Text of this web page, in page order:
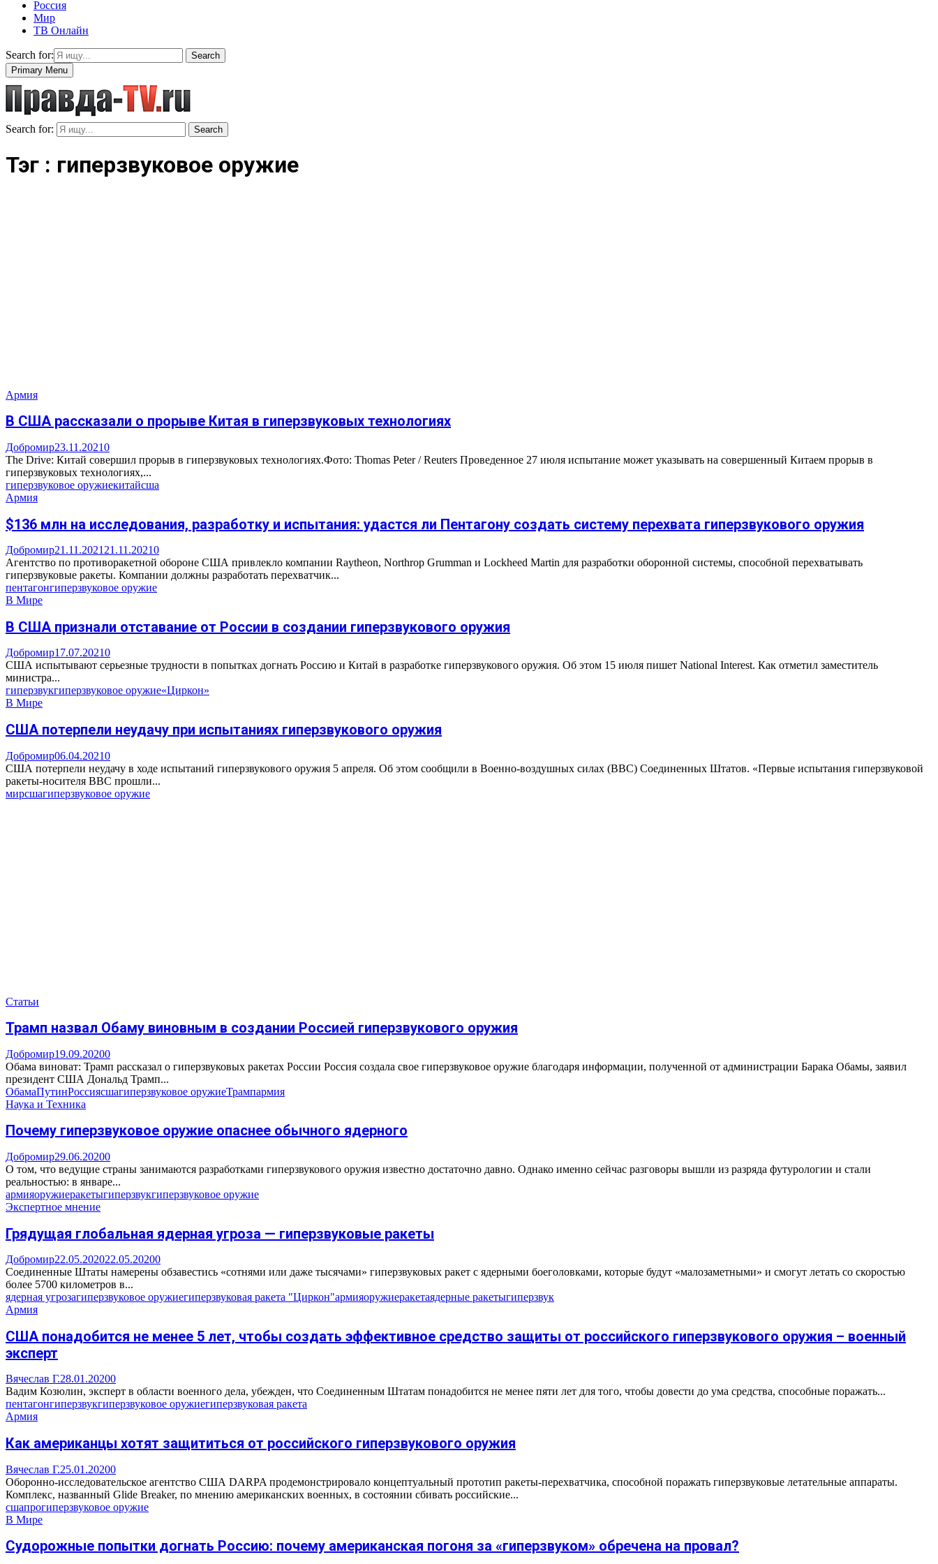
Россия
Мир
ТВ Онлайн
Search for:
Search
Primary Menu
Search for: Search
Тэг : гиперзвуковое оружие
Армия
В США рассказали о прорыве Китая в гиперзвуковых технологиях
Добромир23.11.20210
The Drive: Китай совершил прорыв в гиперзвуковых технологиях.Фото: Thomas Peter / Reuters Проведенное 27 июля испытание может указывать на совершенный Китаем прорыв в
гиперзвуковых технологиях,...
гиперзвуковое оружиекитайсша
Армия
$136 млн на исследования, разработку и испытания: удастся ли Пентагону создать систему перехвата гиперзвукового оружия
Добромир21.11.2021 21.11.20210
Агентство по противоракетной обороне США привлекло компании Raytheon, Northrop Grumman и Lockheed Martin для разработки оборонной системы, способной перехватывать
гиперзвуковые ракеты. Компании должны разработать перехватчик...
пентагонгиперзвуковое оружие
В Мире
В США признали отставание от России в создании гиперзвукового оружия
Добромир17.07.20210
США испытывают серьезные трудности в попытках догнать Россию и Китай в разработке гиперзвукового оружия. Об этом 15 июля пишет National Interest. Как отметил заместитель
министра...
гиперзвукгиперзвуковое оружие«Циркон»
В Мире
США потерпели неудачу при испытаниях гиперзвукового оружия
Добромир06.04.20210
США потерпели неудачу в ходе испытаний гиперзвукового оружия 5 апреля. Об этом сообщили в Военно-воздушных силах (ВВС) Соединенных Штатов. «Первые испытания гиперзвуковой
ракеты-носителя ВВС прошли...
мирсшагиперзвуковое оружие
Статьи
Трамп назвал Обаму виновным в создании Россией гиперзвукового оружия
Добромир19.09.20200
Обама виноват: Трамп рассказал о гиперзвуковых ракетах России Россия создала свое гиперзвуковое оружие благодаря информации, полученной от администрации Барака Обамы, заявил
президент США Дональд Трамп...
ОбамаПутинРоссиясшагиперзвуковое оружиеТрампармия
Наука и Техника
Почему гиперзвуковое оружие опаснее обычного ядерного
Добромир29.06.20200
О том, что ведущие страны занимаются разработками гиперзвукового оружия известно достаточно давно. Однако именно сейчас разговоры вышли из разряда футурологии и стали
реальностью: в январе...
армияоружиеракетыгиперзвукгиперзвуковое оружие
Экспертное мнение
Грядущая глобальная ядерная угроза — гиперзвуковые ракеты
Добромир22.05.202022.05.20200
Соединенные Штаты намерены обзавестись «сотнями или даже тысячами» гиперзвуковых ракет с ядерными боеголовками, которые будут «малозаметными» и смогут летать со скоростью
более 5700 километров в...
ядерная угрозагиперзвуковое оружиегиперзвуковая ракета "Циркон"армияоружиеракетаядерные ракетыгиперзвук
Армия
США понадобится не менее 5 лет, чтобы создать эффективное средство защиты от российского гиперзвукового оружия – военный
эксперт
Вячеслав Г.28.01.20200
Вадим Козюлин, эксперт в области военного дела, убежден, что Соединенным Штатам понадобится не менее пяти лет для того, чтобы довести до ума средства, способные поражать...
пентагонгиперзвукгиперзвуковое оружиегиперзвуковая ракета
Армия
Как американцы хотят защититься от российского гиперзвукового оружия
Вячеслав Г.25.01.20200
Оборонно-исследовательское агентство США DARPA продемонстрировало концептуальный прототип ракеты-перехватчика, способной поражать гиперзвуковые летательные аппараты.
Комплекс, названный Glide Breaker, по мнению американских военных, в состоянии сбивать российские...
сшапрогиперзвуковое оружие
В Мире
Судорожные попытки догнать Россию: почему американская погоня за «гиперзвуком» обречена на провал?